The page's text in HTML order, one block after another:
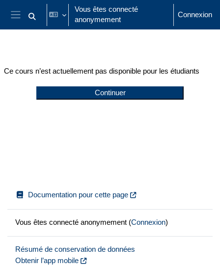
Passer au contenu principal
Panneau latéral
Activer/désactiver la saisie de recherche
Vous êtes connecté
anonymement
Connexion
Ce cours n’est actuellement pas disponible pour les étudiants
Continuer
Documentation pour cette page
Vous êtes connecté anonymement (Connexion)
Résumé de conservation de données
Obtenir l’app mobile